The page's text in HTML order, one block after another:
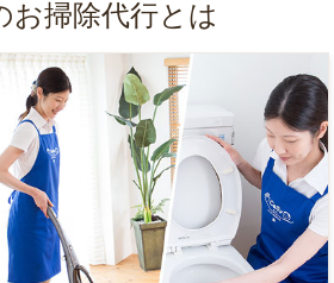
お掃除代行とは